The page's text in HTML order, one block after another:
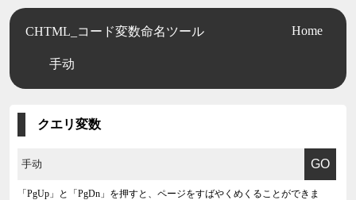
CHTML_コード変数命名ツール
手动
Home
クエリ変数
「PgUp」と「PgDn」を押すと、ページをすばやくめくることができま